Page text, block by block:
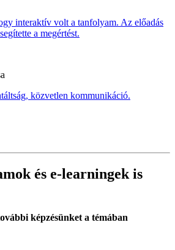
interaktív volt a tanfolyam. Az előadás
a megértést.
közvetlen kommunikáció.
és e-learningek is
képzésünket a témában